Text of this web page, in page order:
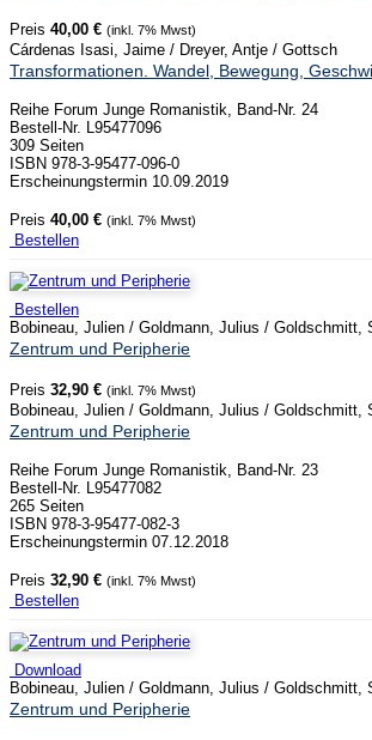
Preis 40,00 € (inkl. 7% Mwst)
Cárdenas Isasi, Jaime / Dreyer, Antje / Gottsch
Transformationen. Wandel, Bewegung,
Reihe Forum Junge Romanistik, Band-Nr. 24
Bestell-Nr. L95477096
309 Seiten
ISBN 978-3-95477-096-0
Erscheinungstermin 10.09.2019
Preis 40,00 € (inkl. 7% Mwst)
Bestellen
Bestellen
Bobineau, Julien / Goldmann, Julius / Goldschmitt,
Zentrum und Peripherie
Preis 32,90 € (inkl. 7% Mwst)
Bobineau, Julien / Goldmann, Julius / Goldschmitt,
Zentrum und Peripherie
Reihe Forum Junge Romanistik, Band-Nr. 23
Bestell-Nr. L95477082
265 Seiten
ISBN 978-3-95477-082-3
Erscheinungstermin 07.12.2018
Preis 32,90 € (inkl. 7% Mwst)
Bestellen
Download
Bobineau, Julien / Goldmann, Julius / Goldschmitt,
Zentrum und Peripherie